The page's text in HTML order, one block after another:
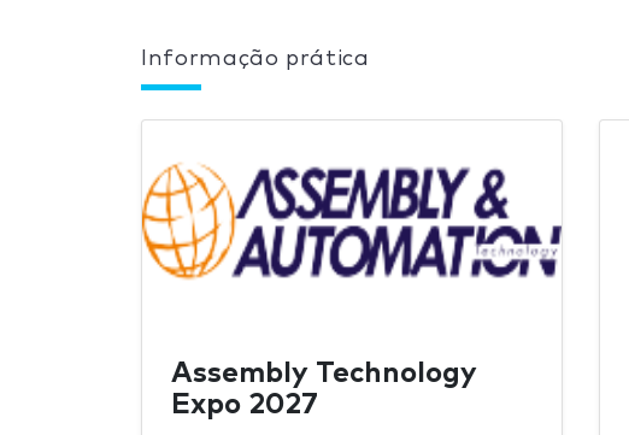
Informação prática
Assembly Technology
Expo 2027